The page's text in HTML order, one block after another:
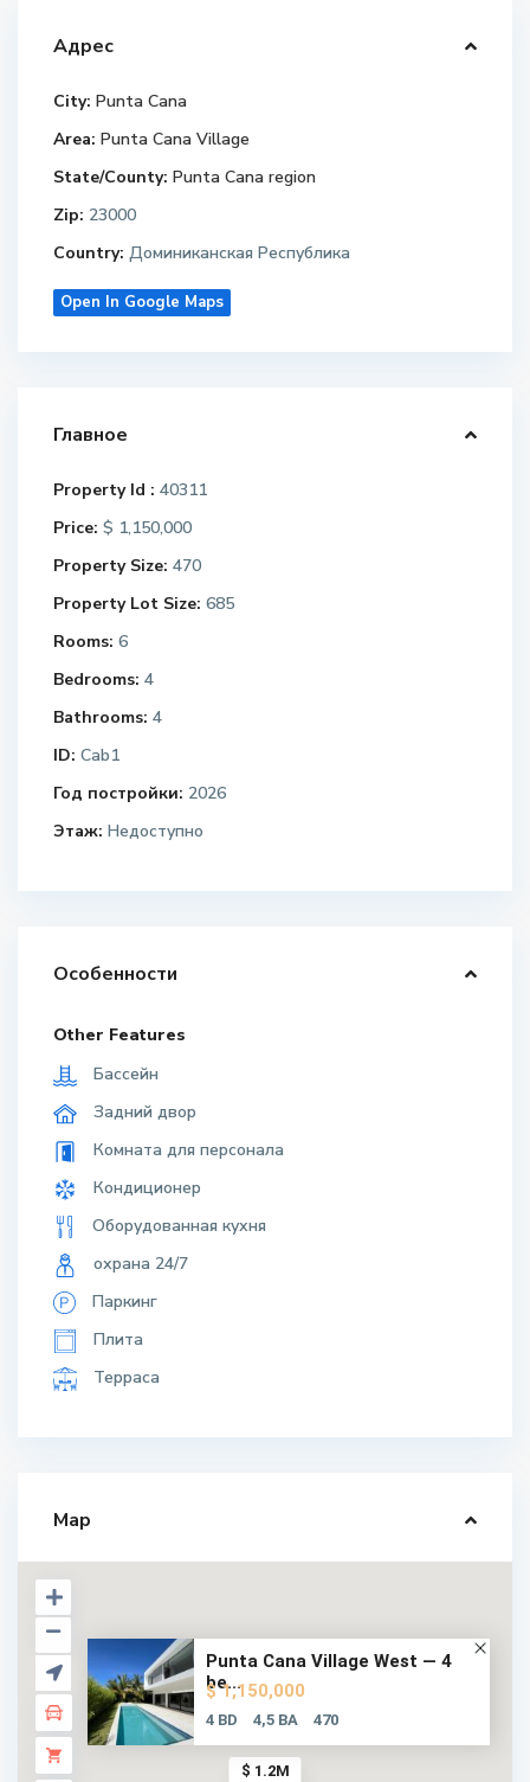
Адрес
City: Punta Cana
Area: Punta Cana Village
State/County: Punta Cana region
Zip: 23000
Country: Доминиканская Республика
Open In Google Maps
Главное
Property Id : 40311
Price: $ 1,150,000
Property Size: 470
Property Lot Size: 685
Rooms: 6
Bedrooms: 4
Bathrooms: 4
ID: Сab1
Год постройки: 2026
Этаж: Недоступно
Особенности
Other Features
Бассейн
Задний двор
Комната для персонала
Кондиционер
Оборудованная кухня
охрана 24/7
Паркинг
Плита
Терраса
Map
$ 1.2M
Punta Cana Village West — 4
be...
$ 1,150,000
4 BD 4,5 BA 470